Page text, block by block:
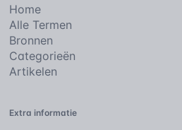
Home
Alle Termen
Bronnen
Categorieën
Artikelen
Extra informatie